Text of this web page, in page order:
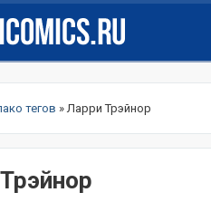
тегов » Ларри Трэйнор